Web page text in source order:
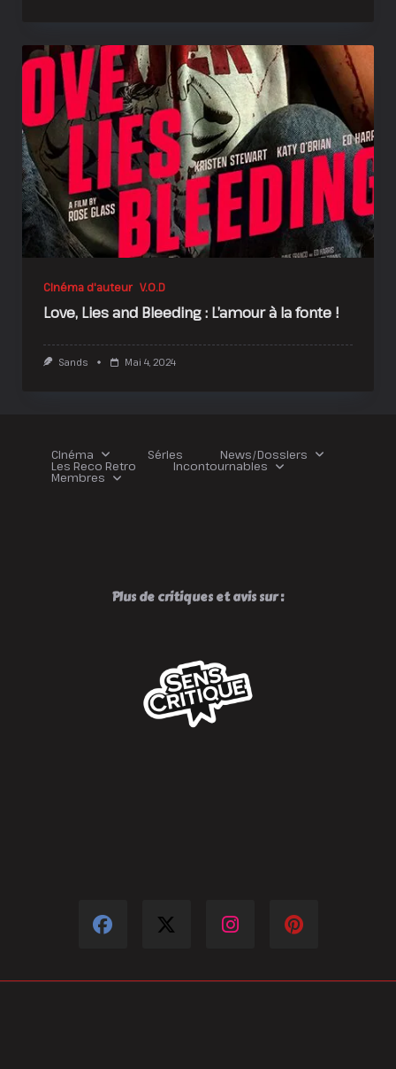
Tourne
L’Amertume
Cinéma d'auteur V.O.D
Love, Lies and Bleeding : L’amour à la fonte !
Sands Mai 4, 2024
Cinéma Séries News/Dossiers
Les Reco Retro Incontournables
Membres
Plus de critiques et avis sur :